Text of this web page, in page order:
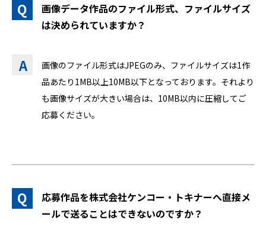
画像データ作品のファイル形式、ファイルサイズ
は決められていますか？
画像のファイル形式はJPEGのみ、ファイルサイズは1作
品あたり1MB以上10MB以下となっております。それより
も画像サイズが大きい場合は、10MB以内に圧縮してご
応募ください。
応募作品を株式会社ケンコー・トキナーへ直接メ
ールで送ることはできないのですか？